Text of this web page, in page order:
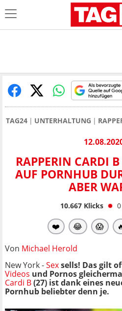
TAG24 UNTERHALTUNG
RAPPERIN CARDI
AUF PORNHUB
ABER
10.667Klicks 0
❤️ 😂 😱
Von Michael Herold
New York -Sexsells! Das gilt
Videos und Pornos
Cardi B(27) ist dank eines
Pornhub beliebter denn je.